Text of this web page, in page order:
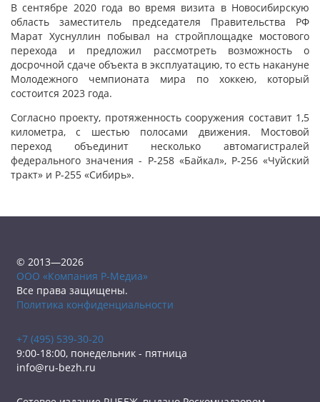
В сентябре 2020 года во время визита в Новосибирскую
область заместитель председателя Правительства РФ
Марат Хуснуллин побывал на стройплощадке мостового
перехода и предложил рассмотреть возможность о
досрочной сдаче объекта в эксплуатацию, то есть накануне
Молодежного чемпионата мира по хоккею, который
состоится 2023 года.
Согласно проекту, протяженность сооружения составит 1,5
километра, с шестью полосами движения. Мостовой
переход объединит несколько автомагистралей
федерального значения - Р-258 «Байкал», Р-256 «Чуйский
тракт» и Р-255 «Сибирь».
© 2013—2026
ООО «Компания Р-Медиа»
Все права защищены.
Политика конфиденциальности
+7 (495) 539-30-20
9:00-18:00, понедельник - пятница
info@ru-bezh.ru